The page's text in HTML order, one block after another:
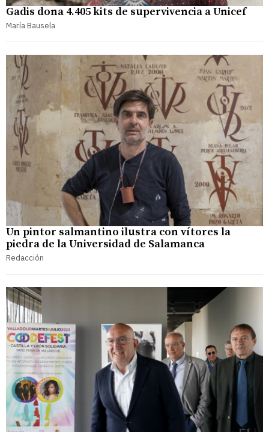
Gadis dona 4.405 kits de supervivencia a Unicef
María Bausela
Un pintor salmantino ilustra con vítores la
piedra de la Universidad de Salamanca
Redacción